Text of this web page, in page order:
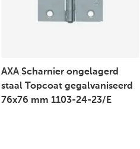
AXA Scharnier ongelagerd
staal Topcoat gegalvaniseerd
76x76 mm 1103-24-23/E